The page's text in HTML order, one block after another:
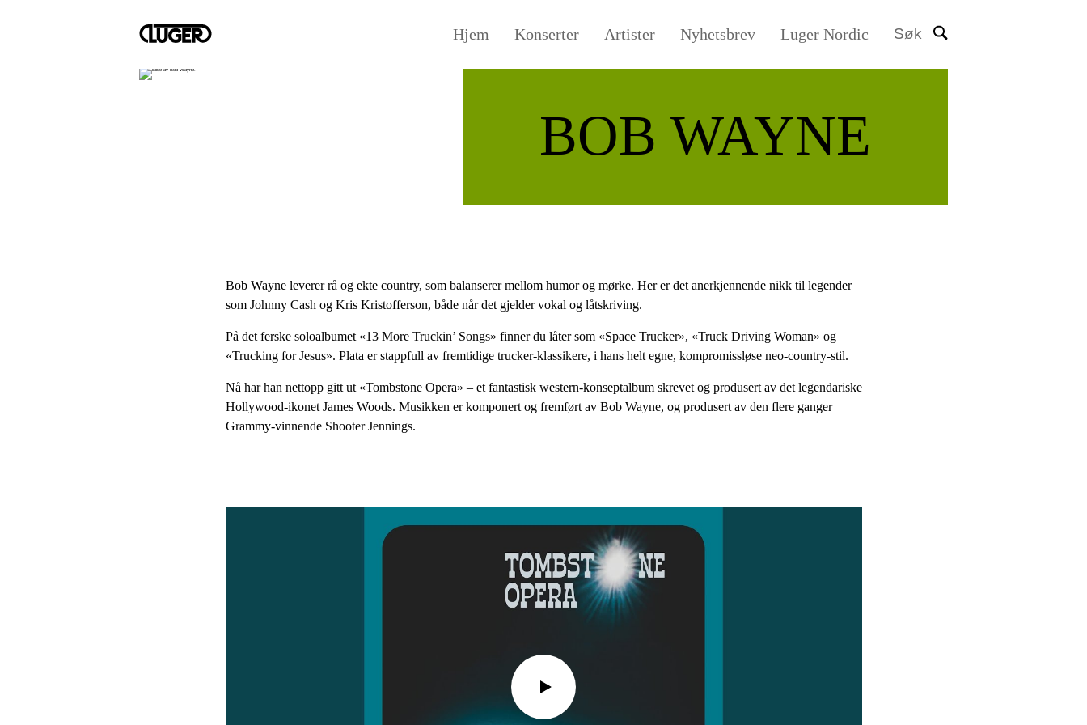
Hjem Konserter Artister Nyhetsbrev Luger Nordic Søk
BOB WAYNE
Bob Wayne leverer rå og ekte country, som balanserer mellom humor og mørke. Her er det anerkjennende nikk til legender
som Johnny Cash og Kris Kristofferson, både når det gjelder vokal og låtskriving.
På det ferske soloalbumet «13 More Truckin’ Songs» finner du låter som «Space Trucker», «Truck Driving Woman» og
«Trucking for Jesus». Plata er stappfull av fremtidige trucker-klassikere, i hans helt egne, kompromissløse neo-country-stil.
Nå har han nettopp gitt ut «Tombstone Opera» – et fantastisk western-konseptalbum skrevet og produsert av det legendariske
Hollywood-ikonet James Woods. Musikken er komponert og fremført av Bob Wayne, og produsert av den flere ganger
Grammy-vinnende Shooter Jennings.